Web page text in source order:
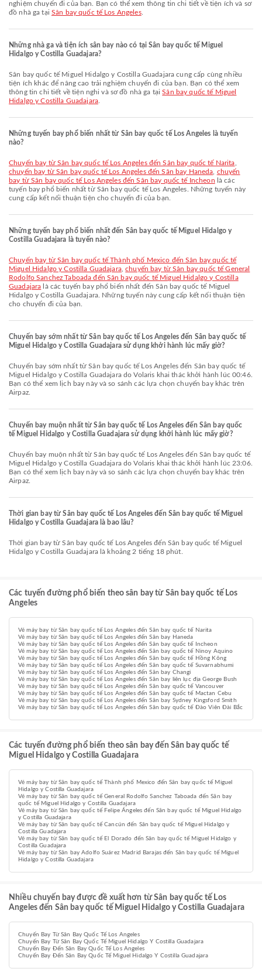
nghiệm chuyến đi của bạn. Bạn có thể xem thông tin chi tiết về tiện ích và sơ
đồ nhà ga tại Sân bay quốc tế Los Angeles.
Những nhà ga và tiện ích sân bay nào có tại Sân bay quốc tế Miguel
Hidalgo y Costilla Guadajara?
Sân bay quốc tế Miguel Hidalgo y Costilla Guadajara cung cấp cùng nhiều
tiện ích khác để nâng cao trải nghiệm chuyến đi của bạn. Bạn có thể xem
thông tin chi tiết về tiện nghi và sơ đồ nhà ga tạiSân bay quốc tế Miguel
Hidalgo y Costilla Guadajara.
Những tuyến bay phổ biến nhất từ Sân bay quốc tế Los Angeles là tuyến
nào?
chuyến bay từ Sân bay quốc tế Los Angeles đến Sân bay quốc tế Narita
chuyến bay từ Sân bay quốc tế Los Angeles đến Sân bay Haneda chuyến
bay từ Sân bay quốc tế Los Angeles đến Sân bay quốc tế Incheon là các
tuyến bay phổ biến nhất từ Sân bay quốc tế Los Angeles. Những tuyến này
cung cấp kết nối thuận tiện cho chuyến đi của bạn.
Những tuyến bay phổ biến nhất đến Sân bay quốc tế Miguel Hidalgo y
Costilla Guadajara là tuyến nào?
chuyến bay từ Sân bay quốc tế Thành phố Mexico đến Sân bay quốc tế
Miguel Hidalgo y Costilla Guadajara,chuyến bay từ Sân bay quốc tế General
Rodolfo Sanchez Taboada đến Sân bay quốc tế Miguel Hidalgo y Costilla
Guadajara là các tuyến bay phổ biến nhất đến Sân bay quốc tế Miguel
Hidalgo y Costilla Guadajara. Những tuyến này cung cấp kết nối thuận tiện
cho chuyến đi của bạn.
Chuyến bay sớm nhất từ Sân bay quốc tế Los Angeles đến Sân bay quốc tế
Miguel Hidalgo y Costilla Guadajara sử dụng khởi hành lúc mấy giờ?
Chuyến bay sớm nhất từ Sân bay quốc tế Los Angeles đến Sân bay quốc tế
Miguel Hidalgo y Costilla Guadajara do Volaris khai thác khởi hành lúc 00:46.
Bạn có thể xem lịch bay này và so sánh các lựa chọn chuyến bay khác trên
Airpaz.
Chuyến bay muộn nhất từ Sân bay quốc tế Los Angeles đến Sân bay quốc
tế Miguel Hidalgo y Costilla Guadajara sử dụng khởi hành lúc mấy giờ?
Chuyến bay muộn nhất từ Sân bay quốc tế Los Angeles đến Sân bay quốc tế
Miguel Hidalgo y Costilla Guadajara do Volaris khai thác khởi hành lúc 23:06.
Bạn có thể xem lịch bay này và so sánh các lựa chọn chuyến bay khác trên
Airpaz.
Thời gian bay từ Sân bay quốc tế Los Angeles đến Sân bay quốc tế Miguel
Hidalgo y Costilla Guadajara là bao lâu?
Thời gian bay từ Sân bay quốc tế Los Angeles đến Sân bay quốc tế Miguel
Hidalgo y Costilla Guadajara là khoảng 2 tiếng 18 phút.
Các tuyến đường phổ biến theo sân bay từ Sân bay quốc tế Los
Angeles
Vé máy bay từ Sân bay quốc tế Los Angeles đến Sân bay quốc tế Narita
Vé máy bay từ Sân bay quốc tế Los Angeles đến Sân bay Haneda
Vé máy bay từ Sân bay quốc tế Los Angeles đến Sân bay quốc tế Incheon
Vé máy bay từ Sân bay quốc tế Los Angeles đến Sân bay quốc tế Ninoy Aquino
Vé máy bay từ Sân bay quốc tế Los Angeles đến Sân bay quốc tế Hồng Kông
Vé máy bay từ Sân bay quốc tế Los Angeles đến Sân bay quốc tế Suvarnabhumi
Vé máy bay từ Sân bay quốc tế Los Angeles đến Sân bay Changi
Vé máy bay từ Sân bay quốc tế Los Angeles đến Sân bay liên lục địa George Bush
Vé máy bay từ Sân bay quốc tế Los Angeles đến Sân bay quốc tế Vancouver
Vé máy bay từ Sân bay quốc tế Los Angeles đến Sân bay quốc tế Mactan Cebu
Vé máy bay từ Sân bay quốc tế Los Angeles đến Sân bay Sydney Kingsford Smith
Vé máy bay từ Sân bay quốc tế Los Angeles đến Sân bay quốc tế Đào Viên Đài Bắc
Các tuyến đường phổ biến theo sân bay đến Sân bay quốc tế
Miguel Hidalgo y Costilla Guadajara
Vé máy bay từ Sân bay quốc tế Thành phố Mexico đến Sân bay quốc tế Miguel
Hidalgo y Costilla Guadajara
Vé máy bay từ Sân bay quốc tế General Rodolfo Sanchez Taboada đến Sân bay
quốc tế Miguel Hidalgo y Costilla Guadajara
Vé máy bay từ Sân bay quốc tế Felipe Ángeles đến Sân bay quốc tế Miguel Hidalgo
y Costilla Guadajara
Vé máy bay từ Sân bay quốc tế Cancún đến Sân bay quốc tế Miguel Hidalgo y
Costilla Guadajara
Vé máy bay từ Sân bay quốc tế El Dorado đến Sân bay quốc tế Miguel Hidalgo y
Costilla Guadajara
Vé máy bay từ Sân bay Adolfo Suárez Madrid Barajas đến Sân bay quốc tế Miguel
Hidalgo y Costilla Guadajara
Nhiều chuyến bay được đề xuất hơn từ Sân bay quốc tế Los
Angeles đến Sân bay quốc tế Miguel Hidalgo y Costilla Guadajara
Chuyến Bay Từ Sân Bay Quốc Tế Los Angeles
Chuyến Bay Từ Sân Bay Quốc Tế Miguel Hidalgo Y Costilla Guadajara
Chuyến Bay Đến Sân Bay Quốc Tế Los Angeles
Chuyến Bay Đến Sân Bay Quốc Tế Miguel Hidalgo Y Costilla Guadajara